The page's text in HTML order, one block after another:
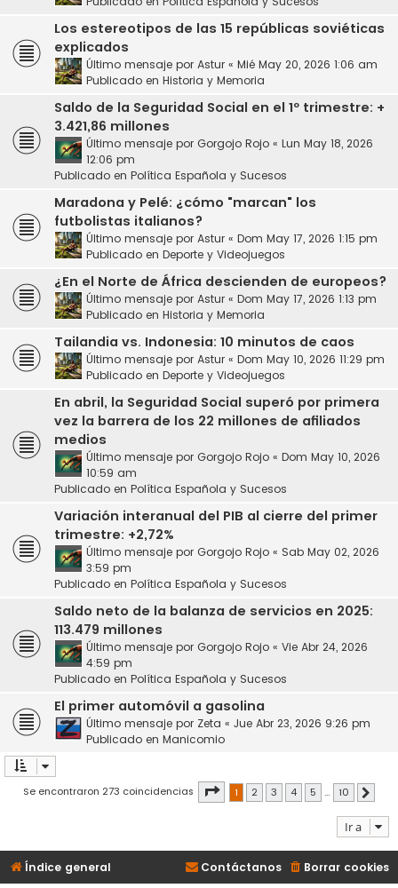
Los estereotipos de las 15 repúblicas soviéticas
explicados
Último mensaje por Astur « Mié May 20, 2026 1:06 am
Publicado en Historia y Memoria
Saldo de la Seguridad Social en el 1º trimestre: +
3.421,86 millones
Último mensaje por Gorgojo Rojo « Lun May 18, 2026
12:06 pm
Publicado en Política Española y Sucesos
Maradona y Pelé: ¿cómo "marcan" los
futbolistas italianos?
Último mensaje por Astur « Dom May 17, 2026 1:15 pm
Publicado en Deporte y Videojuegos
¿En el Norte de África descienden de europeos?
Último mensaje por Astur « Dom May 17, 2026 1:13 pm
Publicado en Historia y Memoria
Tailandia vs. Indonesia: 10 minutos de caos
Último mensaje por Astur « Dom May 10, 2026 11:29 pm
Publicado en Deporte y Videojuegos
En abril, la Seguridad Social superó por primera
vez la barrera de los 22 millones de afiliados
medios
Último mensaje por Gorgojo Rojo « Dom May 10, 2026
10:59 am
Publicado en Política Española y Sucesos
Variación interanual del PIB al cierre del primer
trimestre: +2,72%
Último mensaje por Gorgojo Rojo « Sab May 02, 2026
3:59 pm
Publicado en Política Española y Sucesos
Saldo neto de la balanza de servicios en 2025:
113.479 millones
Último mensaje por Gorgojo Rojo « Vie Abr 24, 2026
4:59 pm
Publicado en Política Española y Sucesos
El primer automóvil a gasolina
Último mensaje por Zeta « Jue Abr 23, 2026 9:26 pm
Publicado en Manicomio
Se encontraron 273 coincidencias Página de 10
1 2 3 4 5 … 10
Ir a
Índice general Borrar cookies
Contáctanos